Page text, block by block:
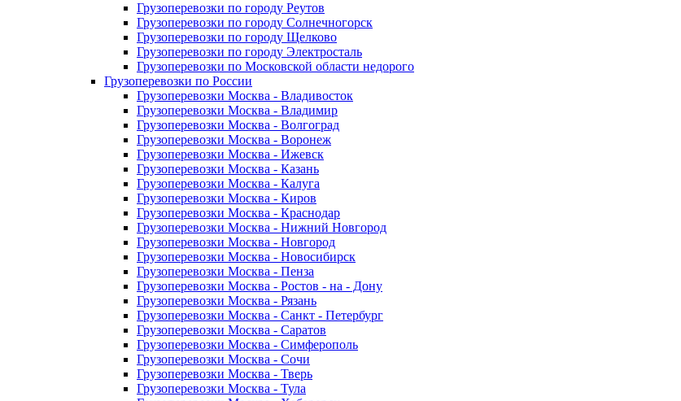
Грузоперевозки по городу Реутов
Грузоперевозки по городу Солнечногорск
Грузоперевозки по городу Щелково
Грузоперевозки по городу Электросталь
Грузоперевозки по Московской области недорого
Грузоперевозки по России
Грузоперевозки Москва - Владивосток
Грузоперевозки Москва - Владимир
Грузоперевозки Москва - Волгоград
Грузоперевозки Москва - Воронеж
Грузоперевозки Москва - Ижевск
Грузоперевозки Москва - Казань
Грузоперевозки Москва - Калуга
Грузоперевозки Москва - Киров
Грузоперевозки Москва - Краснодар
Грузоперевозки Москва - Нижний Новгород
Грузоперевозки Москва - Новгород
Грузоперевозки Москва - Новосибирск
Грузоперевозки Москва - Пенза
Грузоперевозки Москва - Ростов - на - Дону
Грузоперевозки Москва - Рязань
Грузоперевозки Москва - Санкт - Петербург
Грузоперевозки Москва - Саратов
Грузоперевозки Москва - Симферополь
Грузоперевозки Москва - Сочи
Грузоперевозки Москва - Тверь
Грузоперевозки Москва - Тула